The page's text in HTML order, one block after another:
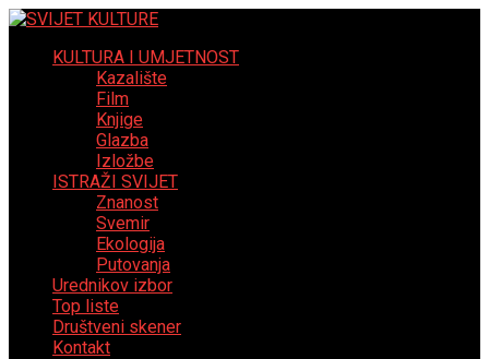
KULTURA I UMJETNOST
Kazalište
Film
Knjige
Glazba
Izložbe
ISTRAŽI SVIJET
Znanost
Svemir
Ekologija
Putovanja
Urednikov izbor
Top liste
Društveni skener
Kontakt